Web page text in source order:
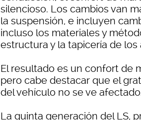
silencioso. Los cambios van
la suspensión, e incluyen
incluso los materiales y
estructura y la tapicería de los
El resultado es un confort de
pero cabe destacar que el
del vehículo no se ve
La quinta generación del LS,